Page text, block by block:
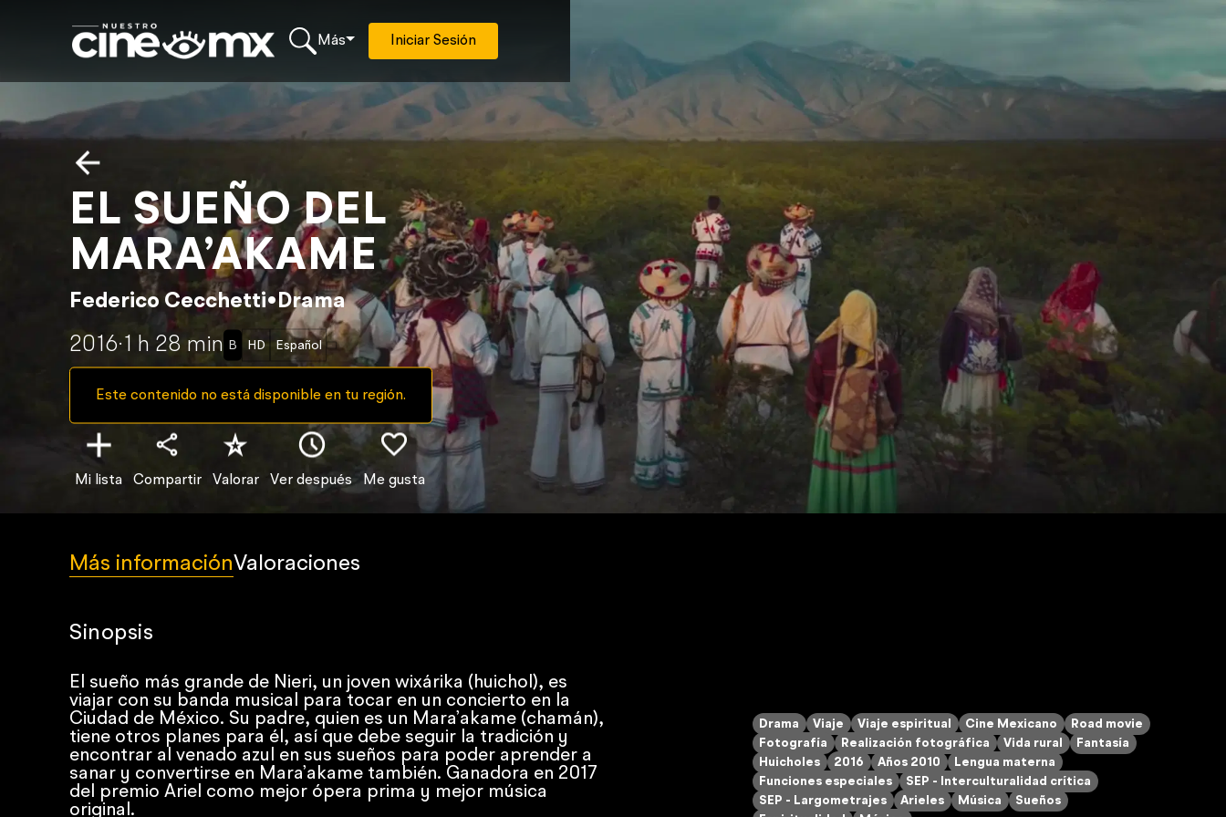
Más Iniciar Sesión
EL SUEÑO DEL
MARA’AKAME
Federico Cecchetti•Drama
2016·1 h 28 min B HD Español
Este contenido no está disponible en tu región.
Mi lista Compartir Valorar Ver después Me gusta
Más informaciónValoraciones
Sinopsis
El sueño más grande de Nieri, un joven wixárika (huichol), es
viajar con su banda musical para tocar en un concierto en la
Ciudad de México. Su padre, quien es un Mara’akame (chamán),
tiene otros planes para él, así que debe seguir la tradición y
encontrar al venado azul en sus sueños para poder aprender a
sanar y convertirse en Mara’akame también. Ganadora en 2017
del premio Ariel como mejor ópera prima y mejor música
original.
Drama Viaje Viaje espiritual Cine Mexicano
Road movie
Fotografía
Realización fotográfica Vida rural
Fantasía
Huicholes
2016 Años 2010
Lengua materna
Funciones especiales
SEP - Interculturalidad crítica
SEP - Largometrajes
Arieles Música
Sueños